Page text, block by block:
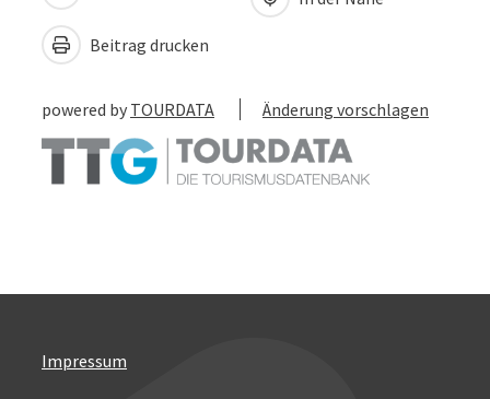
Beitrag drucken
powered by TOURDATA Änderung vorschlagen
Impressum